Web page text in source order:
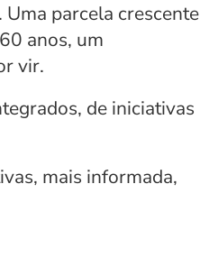
parcela crescente
anos, um
vir.
de iniciativas
mais informada,